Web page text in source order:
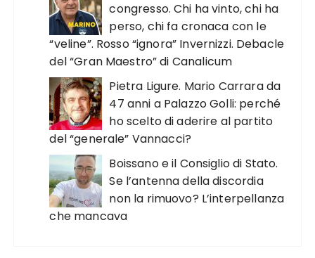
congresso. Chi ha vinto, chi ha
perso, chi fa cronaca con le
“veline”. Rosso “ignora” Invernizzi. Debacle
del “Gran Maestro” di Canalicum
Pietra Ligure. Mario Carrara da
47 anni a Palazzo Golli: perché
ho scelto di aderire al partito
del “generale” Vannacci?
Boissano e il Consiglio di Stato.
Se l’antenna della discordia
non la rimuovo? L’interpellanza
che mancava